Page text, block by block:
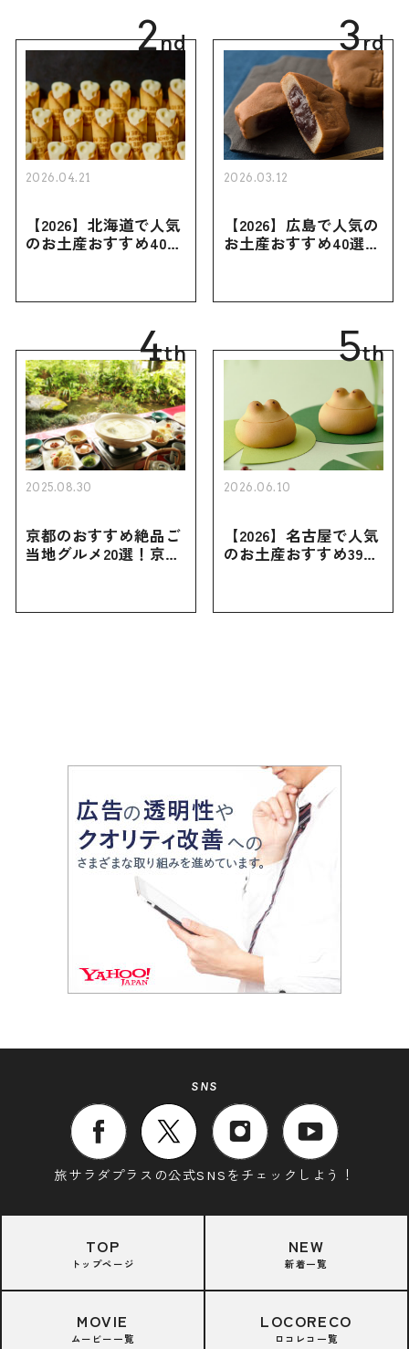
2nd
2026.04.21
【2026】北海道で人気
のお土産おすすめ40選
買えない限定品、女性
3rd
2026.03.12
【2026】広島で人気の
お土産おすすめ40選｜
き用、女性向けまで幅
4th
2025.08.30
京都のおすすめ絶品ご
当地グルメ20選！京都
5th
2026.06.10
【2026】名古屋で人気
のお土産おすすめ39選
お土産・ばらまき用ま
SNS
旅サラダプラスの公式SNSをチェックしよう！
TOP
トップページ
NEW
新着一覧
MOVIE
ムービー一覧
LOCORECO
ロコレコ一覧